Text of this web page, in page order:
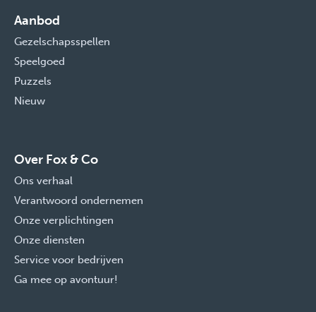
Aanbod
Gezelschapsspellen
Speelgoed
Puzzels
Nieuw
Over Fox & Co
Ons verhaal
Verantwoord ondernemen
Onze verplichtingen
Onze diensten
Service voor bedrijven
Ga mee op avontuur!